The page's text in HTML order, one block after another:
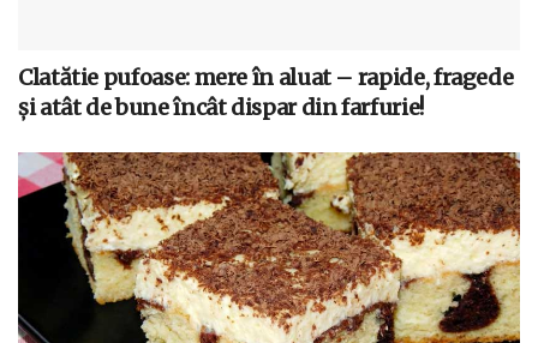
Clatătie pufoase: mere în aluat – rapide, fragede
și atât de bune încât dispar din farfurie!